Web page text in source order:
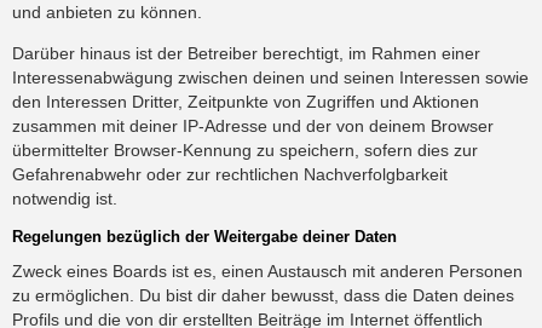
und anbieten zu können.
Darüber hinaus ist der Betreiber berechtigt, im Rahmen einer
Interessenabwägung zwischen deinen und seinen Interessen sowie
den Interessen Dritter, Zeitpunkte von Zugriffen und Aktionen
zusammen mit deiner IP-Adresse und der von deinem Browser
übermittelter Browser-Kennung zu speichern, sofern dies zur
Gefahrenabwehr oder zur rechtlichen Nachverfolgbarkeit
notwendig ist.
Regelungen bezüglich der Weitergabe deiner Daten
Zweck eines Boards ist es, einen Austausch mit anderen Personen
zu ermöglichen. Du bist dir daher bewusst, dass die Daten deines
Profils und die von dir erstellten Beiträge im Internet öffentlich